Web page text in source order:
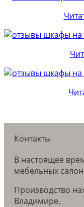
Контакты
В настоящее
мебельных
Производство
Владимире.